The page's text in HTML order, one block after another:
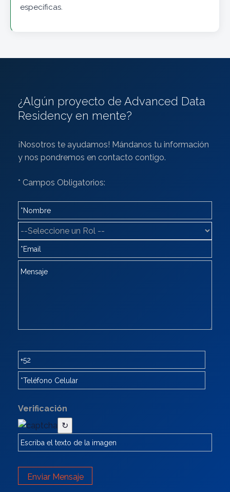
específicas.
¿Algún proyecto de Advanced Data
Residency en mente?
¡Nosotros te ayudamos! Mándanos tu información
y nos pondremos en contacto contigo.
* Campos Obligatorios:
Verificación
↻
Enviar Mensaje